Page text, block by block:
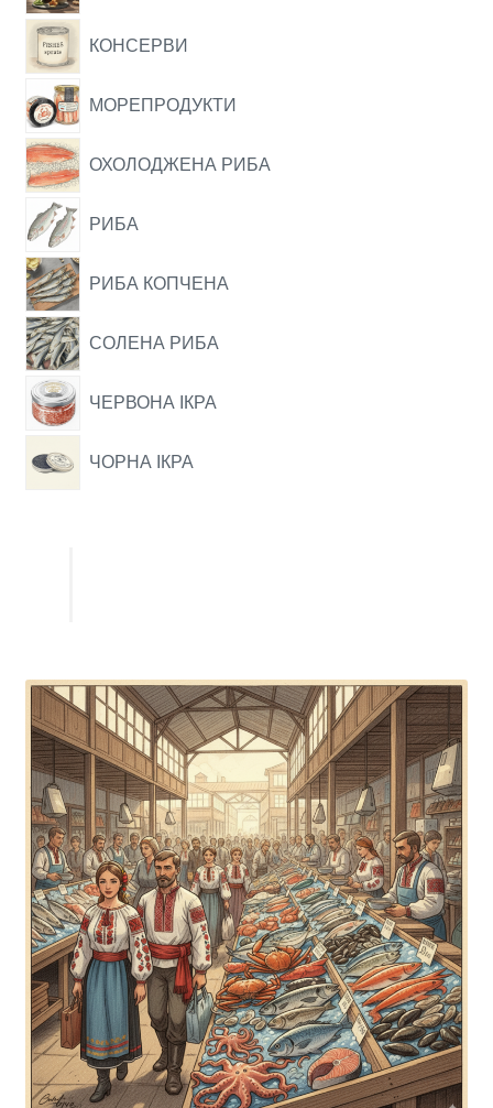
КОНСЕРВИ
МОРЕПРОДУКТИ
ОХОЛОДЖЕНА РИБА
РИБА
РИБА КОПЧЕНА
СОЛЕНА РИБА
ЧЕРВОНА ІКРА
ЧОРНА ІКРА